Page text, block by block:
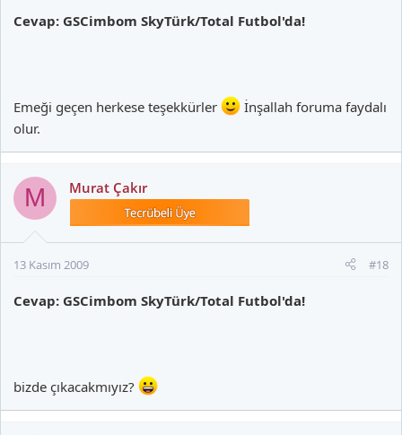
Cevap: GSCimbom SkyTürk/Total Futbol'da!
Emeği geçen herkese teşekkürler
İnşallah foruma faydalı
olur.
M Murat Çakır
13 Kasım 2009 #18
Cevap: GSCimbom SkyTürk/Total Futbol'da!
bizde çıkacakmıyız?